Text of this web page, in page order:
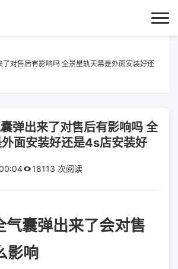
了对售后有影响吗 全景星轨天幕是外面安装好还
弹出来了对售后有影响吗 全
面安装好还是4s店安装好
18113 次阅读
气囊弹出来了会对售
影响